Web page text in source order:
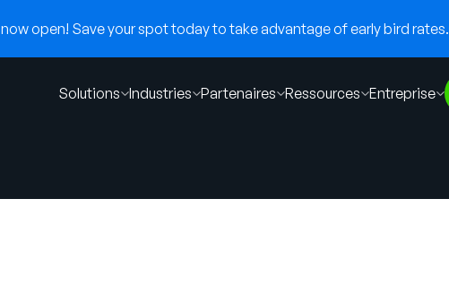
open! Save your spot today to take advantage of early bird rates.
Solutions Industries Partenaires Ressources Entreprise